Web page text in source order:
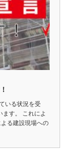
いる状況を受
す。 これによ
る建設現場への